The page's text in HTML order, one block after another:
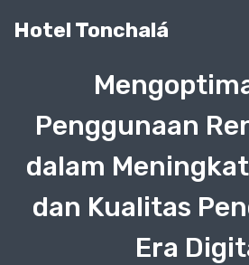
Hotel Tonchalá
Penggunaan
dalam
dan Kualitas
Era